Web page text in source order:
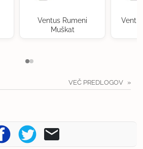
Ventus Rumeni
Muškat
VEČ PREDLOGOV